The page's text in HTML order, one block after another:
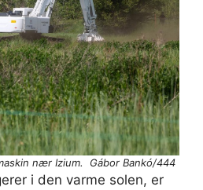
nær Izium. Gábor Bankó/444
i den varme solen, er